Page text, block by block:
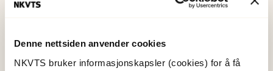
Denne nettsiden anvender cookies
NKVTS bruker informasjonskapsler (cookies) for å få